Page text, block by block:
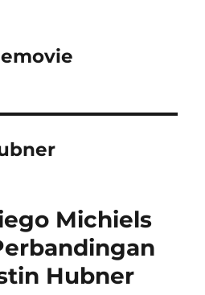
Michiels
Hubner